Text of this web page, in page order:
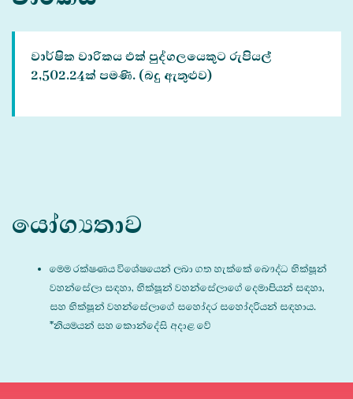
වාර්ෂික වාරිකය එක් පුද්ගලයෙකුට රුපියල්
2,502.24ක් පමණි. (බදු ඇතුළුව)
යෝග්‍යතාව
මෙම රක්ෂණය විශේෂයෙන් ලබා ගත හැක්කේ බෞද්ධ භික්ෂූන්
වහන්සේලා සඳහා, භික්ෂූන් වහන්සේලාගේ දෙමාපියන් සඳහා,
සහ භික්ෂූන් වහන්සේලාගේ සහෝදර සහෝදරියන් සඳහාය.
*නියමයන් සහ කොන්දේසි අදාළ වේ